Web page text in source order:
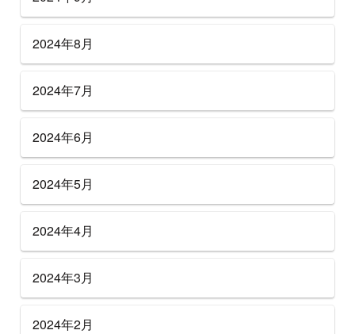
2024年8月
2024年7月
2024年6月
2024年5月
2024年4月
2024年3月
2024年2月